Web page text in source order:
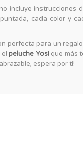
no incluye instrucciones
cada color y
perfecta para un
elpeluche Yosique más
espera por ti!